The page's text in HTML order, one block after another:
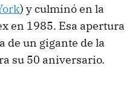
) y culminó en la
en 1985. Esa apertura
de un gigante de la
su 50 aniversario.